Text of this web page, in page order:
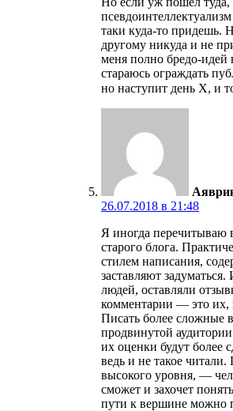
таки куда-то придешь.
другому никуда и не
меня полно бредо-идей
стараюсь ограждать
но наступит день Х, и
26.07.2018 в 21:48
Я иногда перечитываю
старого блога.
стилем написания,
заставляют
людей, оставляли
комментарии — это их,
Писать более сложные
продвинутой
их оценки будут более
ведь и не такое
высокого уровня, —
сможет и захочет
пути к вершине можно